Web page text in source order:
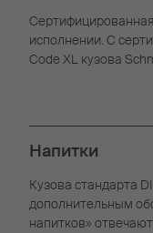
исполнении. С
Code XL кузова
Напитки
Кузова стандарта
дополнительным
напитков»